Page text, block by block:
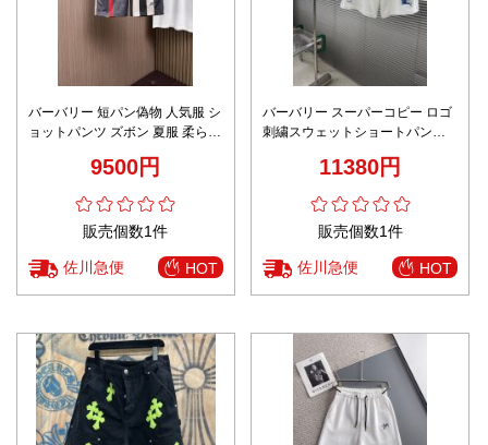
バーバリー 短パン偽物 人気服 シ
ョットパンツ ズボン 夏服 柔らか
9500円
販売個数1件
佐川急便 HOT
バーバリー スーパーコピー ロゴ
刺繍スウェットショートパンツ
11380円
販売個数1件
佐川急便 HOT